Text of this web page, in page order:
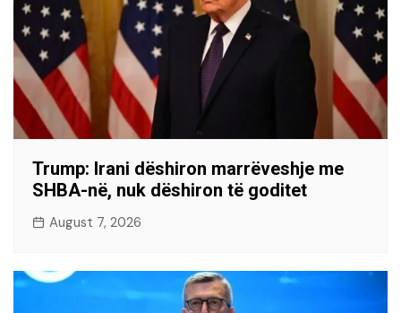
Trump: Irani dëshiron marrëveshje me
SHBA-në, nuk dëshiron të goditet
August 7, 2026